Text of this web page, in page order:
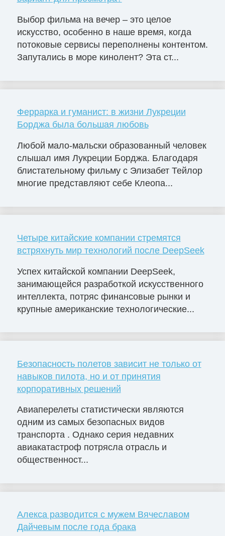
Выбор фильма на вечер – это целое
искусство, особенно в наше время, когда
потоковые сервисы переполнены контентом.
Запутались в море кинолент? Эта ст...
Феррарка и гуманист: в жизни Лукреции
Борджа была большая любовь
Любой мало-мальски образованный человек
слышал имя Лукреции Борджа. Благодаря
блистательному фильму с Элизабет Тейлор
многие представляют себе Клеопа...
Четыре китайские компании стремятся
встряхнуть мир технологий после DeepSeek
Успех китайской компании DeepSeek,
занимающейся разработкой искусственного
интеллекта, потряс финансовые рынки и
крупные американские технологические...
Безопасность полетов зависит не только от
навыков пилота, но и от принятия
корпоративных решений
Авиаперелеты статистически являются
одним из самых безопасных видов
транспорта . Однако серия недавних
авиакатастроф потрясла отрасль и
общественност...
Алекса разводится с мужем Вячеславом
Дайчевым после года брака